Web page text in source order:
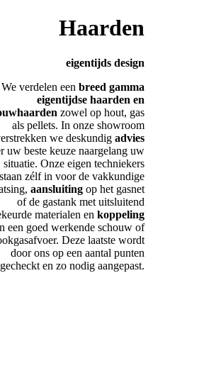
Haarden
eigentijds design
We verdelen een breed gamma
eigentijdse haarden en
zowel op hout, gas
als pellets. In onze showroom
we deskundig advies
uw beste keuze naargelang uw
situatie. Onze eigen techniekers
staan zélf in voor de vakkundige
aansluiting op het gasnet
of de gastank met uitsluitend
materialen en koppeling
een goed werkende schouw of
Deze laatste wordt
door ons op een aantal punten
gecheckt en zo nodig aangepast.